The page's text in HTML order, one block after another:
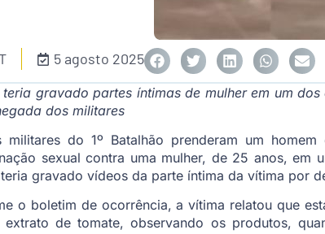
5 agosto 2025
teria gravado partes íntimas de mulher em um
dos militares
militares do 1º Batalhão prenderam um
sexual contra uma mulher, de 25 anos, em
gravado vídeos da parte íntima da vítima por
o boletim de ocorrência, a vítima relatou que
extrato de tomate, observando os produtos,